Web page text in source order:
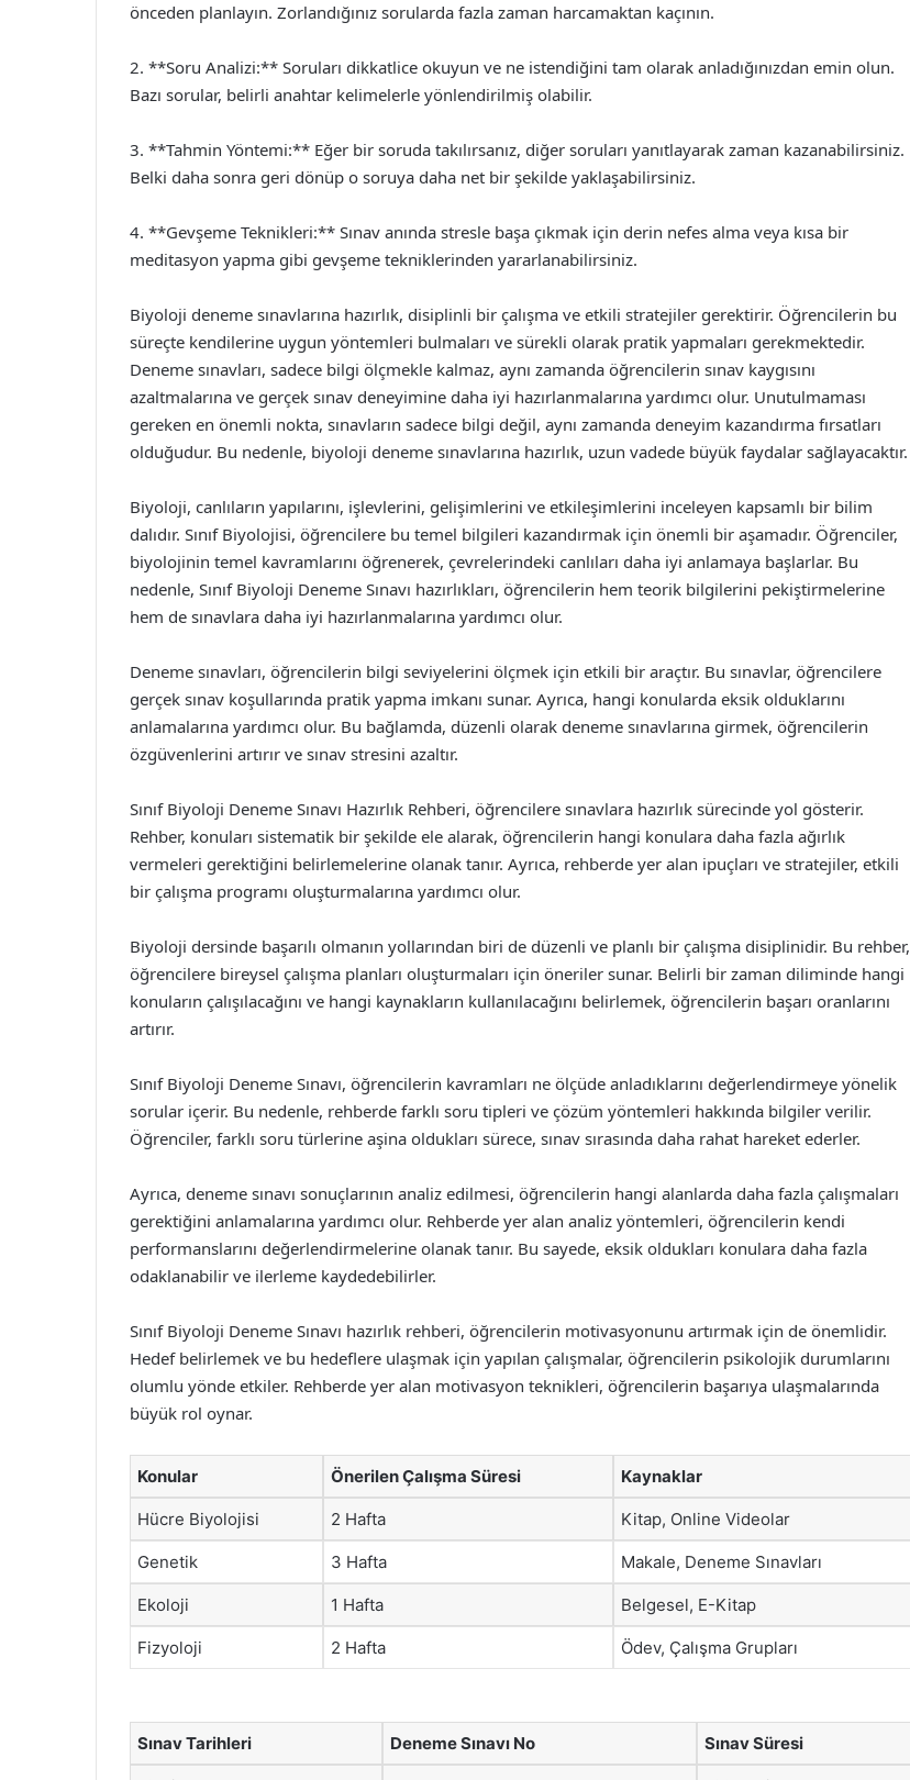
önceden planlayın. Zorlandığınız sorularda fazla zaman harcamaktan kaçının.
2. **Soru Analizi:** Soruları dikkatlice okuyun ve ne istendiğini tam olarak anladığınızdan emin olun.
Bazı sorular, belirli anahtar kelimelerle yönlendirilmiş olabilir.
3. **Tahmin Yöntemi:** Eğer bir soruda takılırsanız, diğer soruları yanıtlayarak zaman kazanabilirsiniz.
Belki daha sonra geri dönüp o soruya daha net bir şekilde yaklaşabilirsiniz.
4. **Gevşeme Teknikleri:** Sınav anında stresle başa çıkmak için derin nefes alma veya kısa bir
meditasyon yapma gibi gevşeme tekniklerinden yararlanabilirsiniz.
Biyoloji deneme sınavlarına hazırlık, disiplinli bir çalışma ve etkili stratejiler gerektirir. Öğrencilerin bu
süreçte kendilerine uygun yöntemleri bulmaları ve sürekli olarak pratik yapmaları gerekmektedir.
Deneme sınavları, sadece bilgi ölçmekle kalmaz, aynı zamanda öğrencilerin sınav kaygısını
azaltmalarına ve gerçek sınav deneyimine daha iyi hazırlanmalarına yardımcı olur. Unutulmaması
gereken en önemli nokta, sınavların sadece bilgi değil, aynı zamanda deneyim kazandırma fırsatları
olduğudur. Bu nedenle, biyoloji deneme sınavlarına hazırlık, uzun vadede büyük faydalar sağlayacaktır.
Biyoloji, canlıların yapılarını, işlevlerini, gelişimlerini ve etkileşimlerini inceleyen kapsamlı bir bilim
dalıdır. Sınıf Biyolojisi, öğrencilere bu temel bilgileri kazandırmak için önemli bir aşamadır. Öğrenciler,
biyolojinin temel kavramlarını öğrenerek, çevrelerindeki canlıları daha iyi anlamaya başlarlar. Bu
nedenle, Sınıf Biyoloji Deneme Sınavı hazırlıkları, öğrencilerin hem teorik bilgilerini pekiştirmelerine
hem de sınavlara daha iyi hazırlanmalarına yardımcı olur.
Deneme sınavları, öğrencilerin bilgi seviyelerini ölçmek için etkili bir araçtır. Bu sınavlar, öğrencilere
gerçek sınav koşullarında pratik yapma imkanı sunar. Ayrıca, hangi konularda eksik olduklarını
anlamalarına yardımcı olur. Bu bağlamda, düzenli olarak deneme sınavlarına girmek, öğrencilerin
özgüvenlerini artırır ve sınav stresini azaltır.
Sınıf Biyoloji Deneme Sınavı Hazırlık Rehberi, öğrencilere sınavlara hazırlık sürecinde yol gösterir.
Rehber, konuları sistematik bir şekilde ele alarak, öğrencilerin hangi konulara daha fazla ağırlık
vermeleri gerektiğini belirlemelerine olanak tanır. Ayrıca, rehberde yer alan ipuçları ve stratejiler, etkili
bir çalışma programı oluşturmalarına yardımcı olur.
Biyoloji dersinde başarılı olmanın yollarından biri de düzenli ve planlı bir çalışma disiplinidir. Bu rehber,
öğrencilere bireysel çalışma planları oluşturmaları için öneriler sunar. Belirli bir zaman diliminde hangi
konuların çalışılacağını ve hangi kaynakların kullanılacağını belirlemek, öğrencilerin başarı oranlarını
artırır.
Sınıf Biyoloji Deneme Sınavı, öğrencilerin kavramları ne ölçüde anladıklarını değerlendirmeye yönelik
sorular içerir. Bu nedenle, rehberde farklı soru tipleri ve çözüm yöntemleri hakkında bilgiler verilir.
Öğrenciler, farklı soru türlerine aşina oldukları sürece, sınav sırasında daha rahat hareket ederler.
Ayrıca, deneme sınavı sonuçlarının analiz edilmesi, öğrencilerin hangi alanlarda daha fazla çalışmaları
gerektiğini anlamalarına yardımcı olur. Rehberde yer alan analiz yöntemleri, öğrencilerin kendi
performanslarını değerlendirmelerine olanak tanır. Bu sayede, eksik oldukları konulara daha fazla
odaklanabilir ve ilerleme kaydedebilirler.
Sınıf Biyoloji Deneme Sınavı hazırlık rehberi, öğrencilerin motivasyonunu artırmak için de önemlidir.
Hedef belirlemek ve bu hedeflere ulaşmak için yapılan çalışmalar, öğrencilerin psikolojik durumlarını
olumlu yönde etkiler. Rehberde yer alan motivasyon teknikleri, öğrencilerin başarıya ulaşmalarında
büyük rol oynar.
Konular Önerilen Çalışma Süresi Kaynaklar
Hücre Biyolojisi 2 Hafta Kitap, Online Videolar
Genetik 3 Hafta Makale, Deneme Sınavları
Ekoloji 1 Hafta Belgesel, E-Kitap
Fizyoloji 2 Hafta Ödev, Çalışma Grupları
Sınav Tarihleri Deneme Sınavı No Sınav Süresi